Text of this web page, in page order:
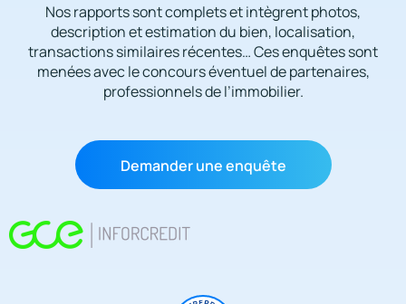
Nos rapports sont complets et intègrent photos,
description et estimation du bien, localisation,
transactions similaires récentes… Ces enquêtes sont
menées avec le concours éventuel de partenaires,
professionnels de l’immobilier.
Demander une enquête